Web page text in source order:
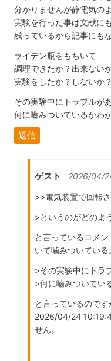
分かりませんが静電気の
実験を行った事は文献に
残っているから記事にも
ライデン瓶をもちいて
調理できたか？出来ない
実験をしたか？しないか
その実験中にトラブルが
何に嚙みついているかわ
返信
ゲスト 2026/04/
>>電気装置で回転
>というのがどのよ
と言っているコメ
いて噛みついている
>その実験中にトラ
>何に嚙みついてい
と言っているので
2026/04/24
せん。